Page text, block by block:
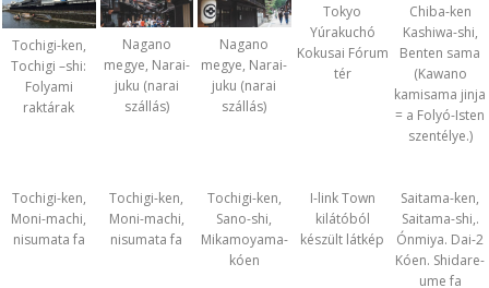
Tochigi-ken,
Tochigi –shi:
Folyami
raktárak
Nagano
megye, Narai-
juku (narai
szállás)
Nagano
megye, Narai-
juku (narai
szállás)
Tokyo
Yúrakuchó
Kokusai Fórum
tér
Chiba-ken
Kashiwa-shi,
Benten sama
(Kawano
kamisama jinja
= a Folyó-Isten
szentélye.)
Tochigi-ken,
Moni-machi,
nisumata fa
Tochigi-ken,
Moni-machi,
nisumata fa
Tochigi-ken,
Sano-shi,
Mikamoyama-
kóen
I-link Town
kilátóból
készült látkép
Saitama-ken,
Saitama-shi,.
Ónmiya. Dai-2
Kóen. Shidare-
ume fa